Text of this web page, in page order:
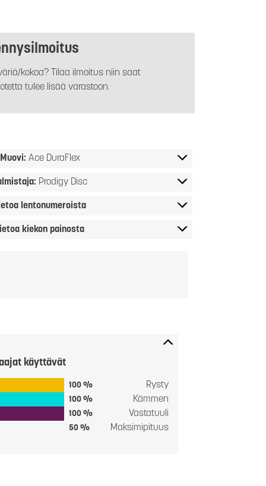
kokoa? Tilaa ilmoitus niin saat
tulee lisää varastoon.
Muovi: Ace DuraFlex
Prodigy Disc
lentonumeroista
kiekon painosta
käyttävät
100 % Rysty
100 % Kämmen
100 % Vastatuuli
50 % Maksimipituus